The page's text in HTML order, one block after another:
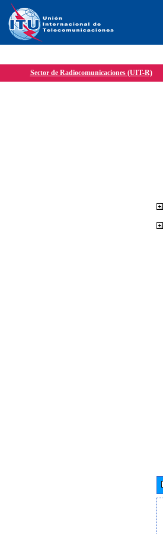
Sector de Radiocomunicaciones (UIT-R)